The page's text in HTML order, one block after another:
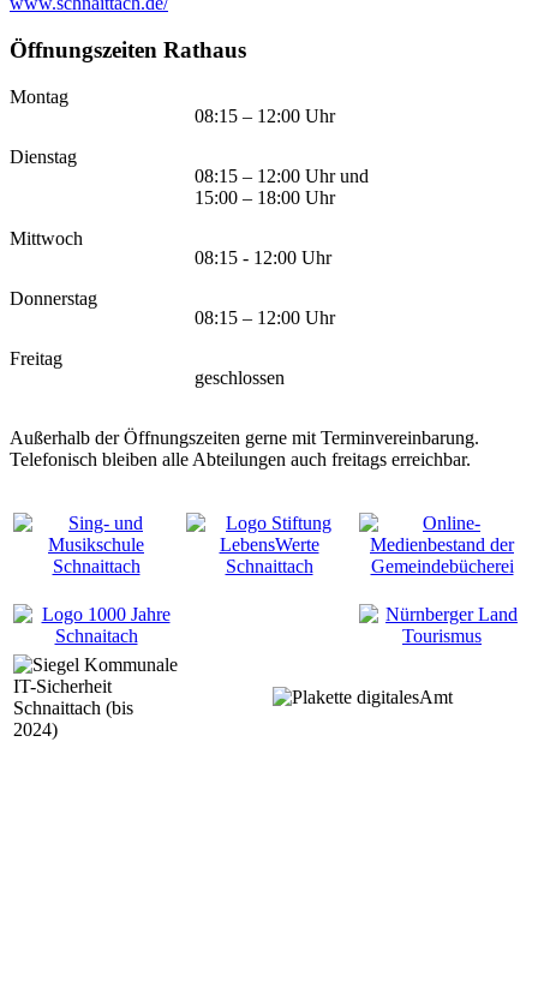
Öffnungszeiten Rathaus
Montag
08:15 – 12:00 Uhr
Dienstag
08:15 – 12:00 Uhr und
15:00 – 18:00 Uhr
Mittwoch
08:15 - 12:00 Uhr
Donnerstag
08:15 – 12:00 Uhr
Freitag
geschlossen
Außerhalb der Öffnungszeiten gerne mit Terminvereinbarung.
Telefonisch bleiben alle Abteilungen auch freitags erreichbar.